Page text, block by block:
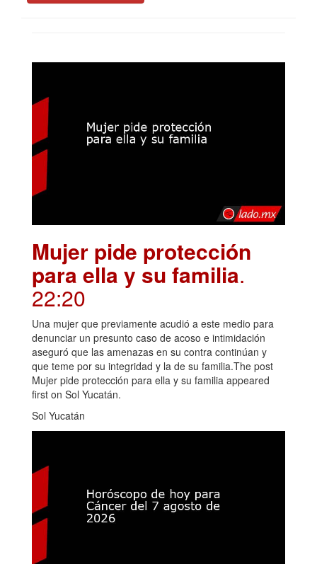
Mujer pide protección
para ella y su familia.
22:20
Una mujer que previamente acudió a este medio para
denunciar un presunto caso de acoso e intimidación
aseguró que las amenazas en su contra continúan y
que teme por su integridad y la de su familia.The post
Mujer pide protección para ella y su familia appeared
first on Sol Yucatán.
Sol Yucatán